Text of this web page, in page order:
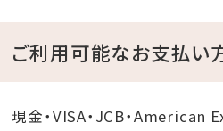
ご利用可能なお支払い
現金・VISA・JCB・American